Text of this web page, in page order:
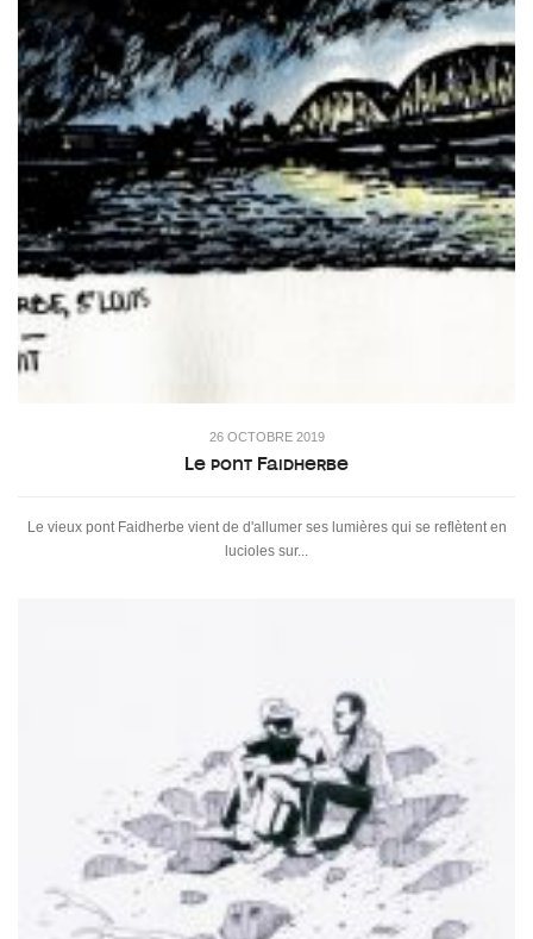
26 OCTOBRE 2019
Le pont Faidherbe
Le vieux pont Faidherbe vient de d'allumer ses lumières qui se reflètent en
lucioles sur...